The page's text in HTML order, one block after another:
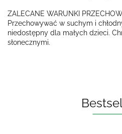
ZALECANE WARUNKI
Przechowywać w suchym i
niedostępny dla małych dzieci.
słonecznymi.